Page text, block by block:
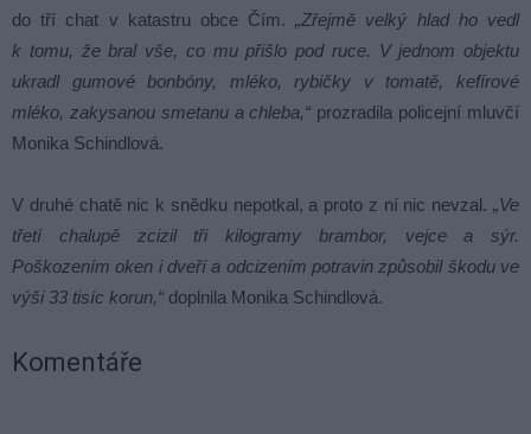
do tří chat v katastru obce Čím.„Zřejmě velký hlad ho vedl
k tomu, že bral vše, co mu přišlo pod ruce. V jednom objektu
ukradl gumové bonbóny, mléko, rybičky v tomatě, kefírové
mléko, zakysanou smetanu a chleba,“ prozradila policejní mluvčí
Monika Schindlová.
V druhé chatě nic k snědku nepotkal, a proto z ní nic nevzal. „Ve
třetí chalupě zcizil tři kilogramy brambor, vejce a sýr.
Poškozením oken i dveří a odcizením potravin způsobil škodu ve
výši 33 tisíc korun,“ doplnila Monika Schindlová.
Komentáře